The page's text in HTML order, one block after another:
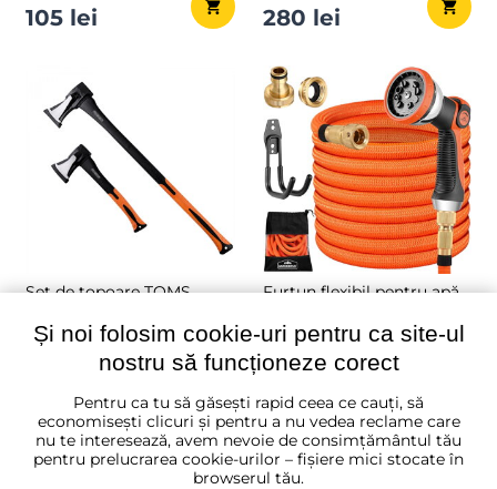
105 lei 280 lei
Set de topoare TOMS,
bucăți, negru/portocaliu
★★★★★
★★★★★
★★★★★
161 lei
Furtun flexibil pentru apă
★★★★★
★★★★★
★★★★★
✔ În stoc
191 lei
NOU
BESTSELLER
Și noi folosim cookie-uri pentru ca site-ul
nostru să funcționeze corect
Pentru ca tu să găsești rapid ceea ce cauți, să
economisești clicuri și pentru a nu vedea reclame care
nu te interesează, avem nevoie de consimțământul tău
pentru prelucrarea cookie-urilor – fișiere mici stocate în
browserul tău.